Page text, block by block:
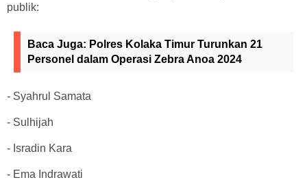
publik:
Baca Juga: Polres Kolaka Timur Turunkan 21
Personel dalam Operasi Zebra Anoa 2024
- Syahrul Samata
- Sulhijah
- Isradin Kara
- Ema Indrawati